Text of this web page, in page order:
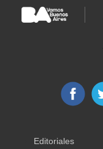
Editoriales